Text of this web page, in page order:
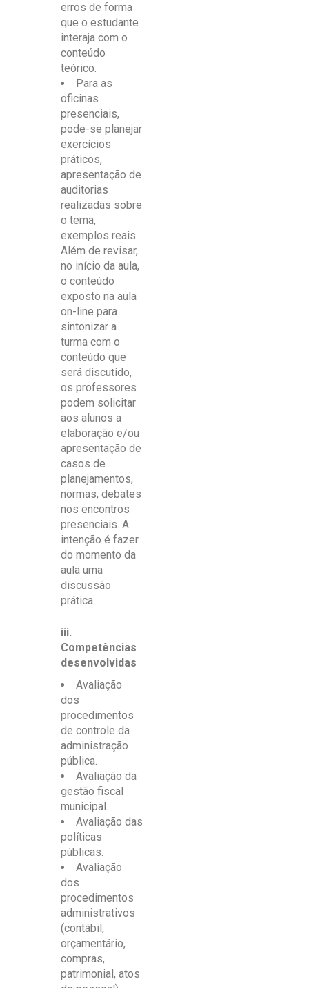
erros de forma
que o estudante
interaja com o
conteúdo
teórico.
Para as
oficinas
presenciais,
pode-se planejar
exercícios
práticos,
apresentação de
auditorias
realizadas sobre
o tema,
exemplos reais.
Além de revisar,
no início da aula,
o conteúdo
exposto na aula
on-line para
sintonizar a
turma com o
conteúdo que
será discutido,
os professores
podem solicitar
aos alunos a
elaboração e/ou
apresentação de
casos de
planejamentos,
normas, debates
nos encontros
presenciais. A
intenção é fazer
do momento da
aula uma
discussão
prática.
iii.
Competências
desenvolvidas
Avaliação
dos
procedimentos
de controle da
administração
pública.
Avaliação da
gestão fiscal
municipal.
Avaliação das
políticas
públicas.
Avaliação
dos
procedimentos
administrativos
(contábil,
orçamentário,
compras,
patrimonial, atos